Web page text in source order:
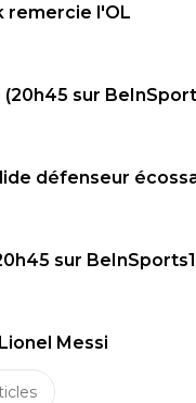
remercie l'OL
sur
défenseur
sur
Messi